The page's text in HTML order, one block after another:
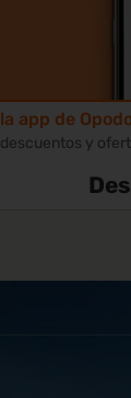
app de
y